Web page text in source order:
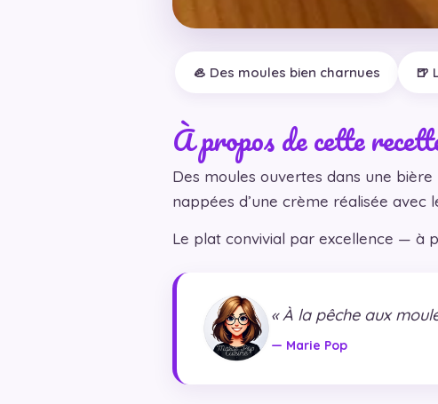
🦪 Des moules bien charnues 🍺
À propos de cette
Des moules ouvertes dans une
nappées d’une crème réalisée avec
Le plat convivial par excellence — à
« À la pêche aux
— Marie Pop